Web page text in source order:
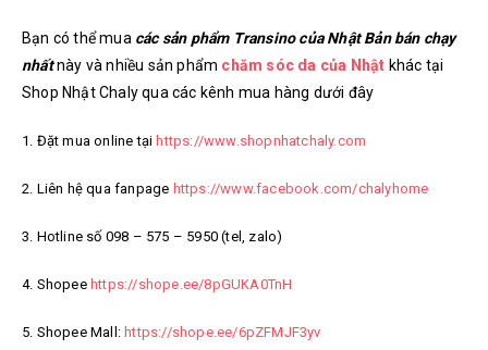
Bạn có thể mua các sản phẩm Transino của Nhật Bản bán chạy
nhấtnày và nhiều sản phẩm chăm sóc da của Nhật khác tại
Shop Nhật Chaly qua các kênh mua hàng dưới đây
1. Đặt mua online tại https://www.shopnhatchaly.com
2. Liên hệ qua fanpage https://www.facebook.com/chalyhome
3. Hotline số 098 – 575 – 5950 (tel, zalo)
4. Shopee https://shope.ee/8pGUKA0TnH
5. Shopee Mall: https://shope.ee/6pZFMJF3yv